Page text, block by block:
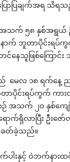
ြောပြချက်အရ သိရ
က် ၅၈ နှစ်အရွယ် ဦး
ောက် ဘူတာပိုင်းရပ်
င်နေသူဖြစ်ကြောင်
ည် မေလ ၁၈ ရက်နေ့
ာပိုင်းရပ်ကွက် ကား
ဉ် အသက် ၂၀ နှစ်ကျ
ာက်ရှိလာပြီး ဦးဇ
စ်ခတ်ခဲ့သည်။
ပါးနှင့် ဝဲဘက်နာ